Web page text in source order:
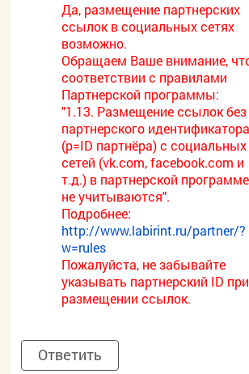
Да, размещение партнерских
ссылок в социальных сетях
возможно.
Обращаем Ваше внимание,
соответствии с правилами
Партнерской программы:
"1.13. Размещение ссылок без
партнерского идентификатора
(p=ID партнёра) с социальных
сетей (vk.com, facebook.com и
т.д.) в партнерской программе
не учитываются".
Подробнее:
http://www.labirint.ru/partner/?
w=rules
Пожалуйста, не забывайте
указывать партнерский ID при
размещении ссылок.
Ответить